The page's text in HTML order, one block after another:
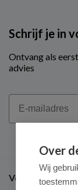
Schrijf je in
Ontvang als
advies
Email
Veel gestelde
Over
Wij